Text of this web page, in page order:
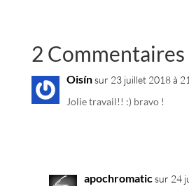
2 Commentaires
Oisínsur 23 juillet 2018 à
Jolie travail!! :) bravo !
apochromaticsur 24